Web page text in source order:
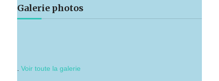
Galerie photos
Voir toute la galerie